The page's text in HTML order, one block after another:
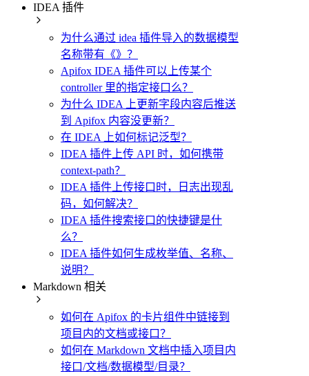
IDEA 插件
为什么通过 idea 插件导入的数据模型
名称带有《》？
Apifox IDEA 插件可以上传某个
controller 里的指定接口么？
为什么 IDEA 上更新字段内容后推送
到 Apifox 内容没更新？
在 IDEA 上如何标记泛型？
IDEA 插件上传 API 时，如何携带
context-path？
IDEA 插件上传接口时，日志出现乱
码，如何解决？
IDEA 插件搜索接口的快捷键是什
么？
IDEA 插件如何生成枚举值、名称、
说明？
Markdown 相关
如何在 Apifox 的卡片组件中链接到
项目内的文档或接口？
如何在 Markdown 文档中插入项目内
接口/文档/数据模型/目录？